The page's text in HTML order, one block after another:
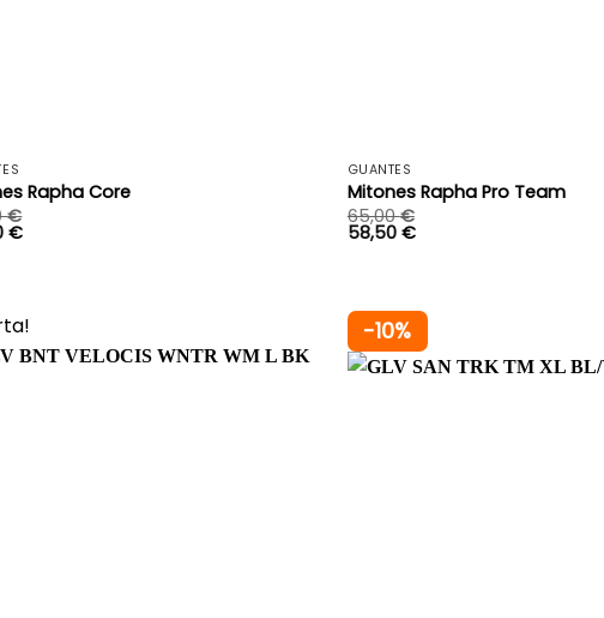
Rapha Core
€
€
GUANTES
Mitones Rapha Pro Team
65,00€
58,50 €
-10%